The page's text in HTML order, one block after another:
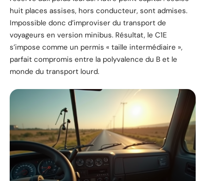
huit places assises, hors conducteur, sont admises.
Impossible donc d’improviser du transport de
voyageurs en version minibus. Résultat, le C1E
s’impose comme un permis « taille intermédiaire »,
parfait compromis entre la polyvalence du B et le
monde du transport lourd.